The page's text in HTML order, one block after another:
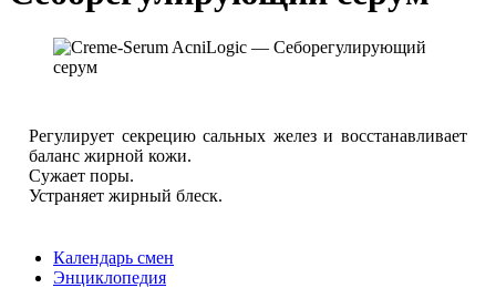
Регулирует секрецию сальных желез и восстанавливает
баланс жирной кожи.
Сужает поры.
Устраняет жирный блеск.
Календарь смен
Энциклопедия